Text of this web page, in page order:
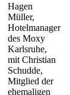
Hagen
Müller,
Hotelmanager
des Moxy
Karlsruhe,
mit Christian
Schudde,
Mitglied der
ehemaligen